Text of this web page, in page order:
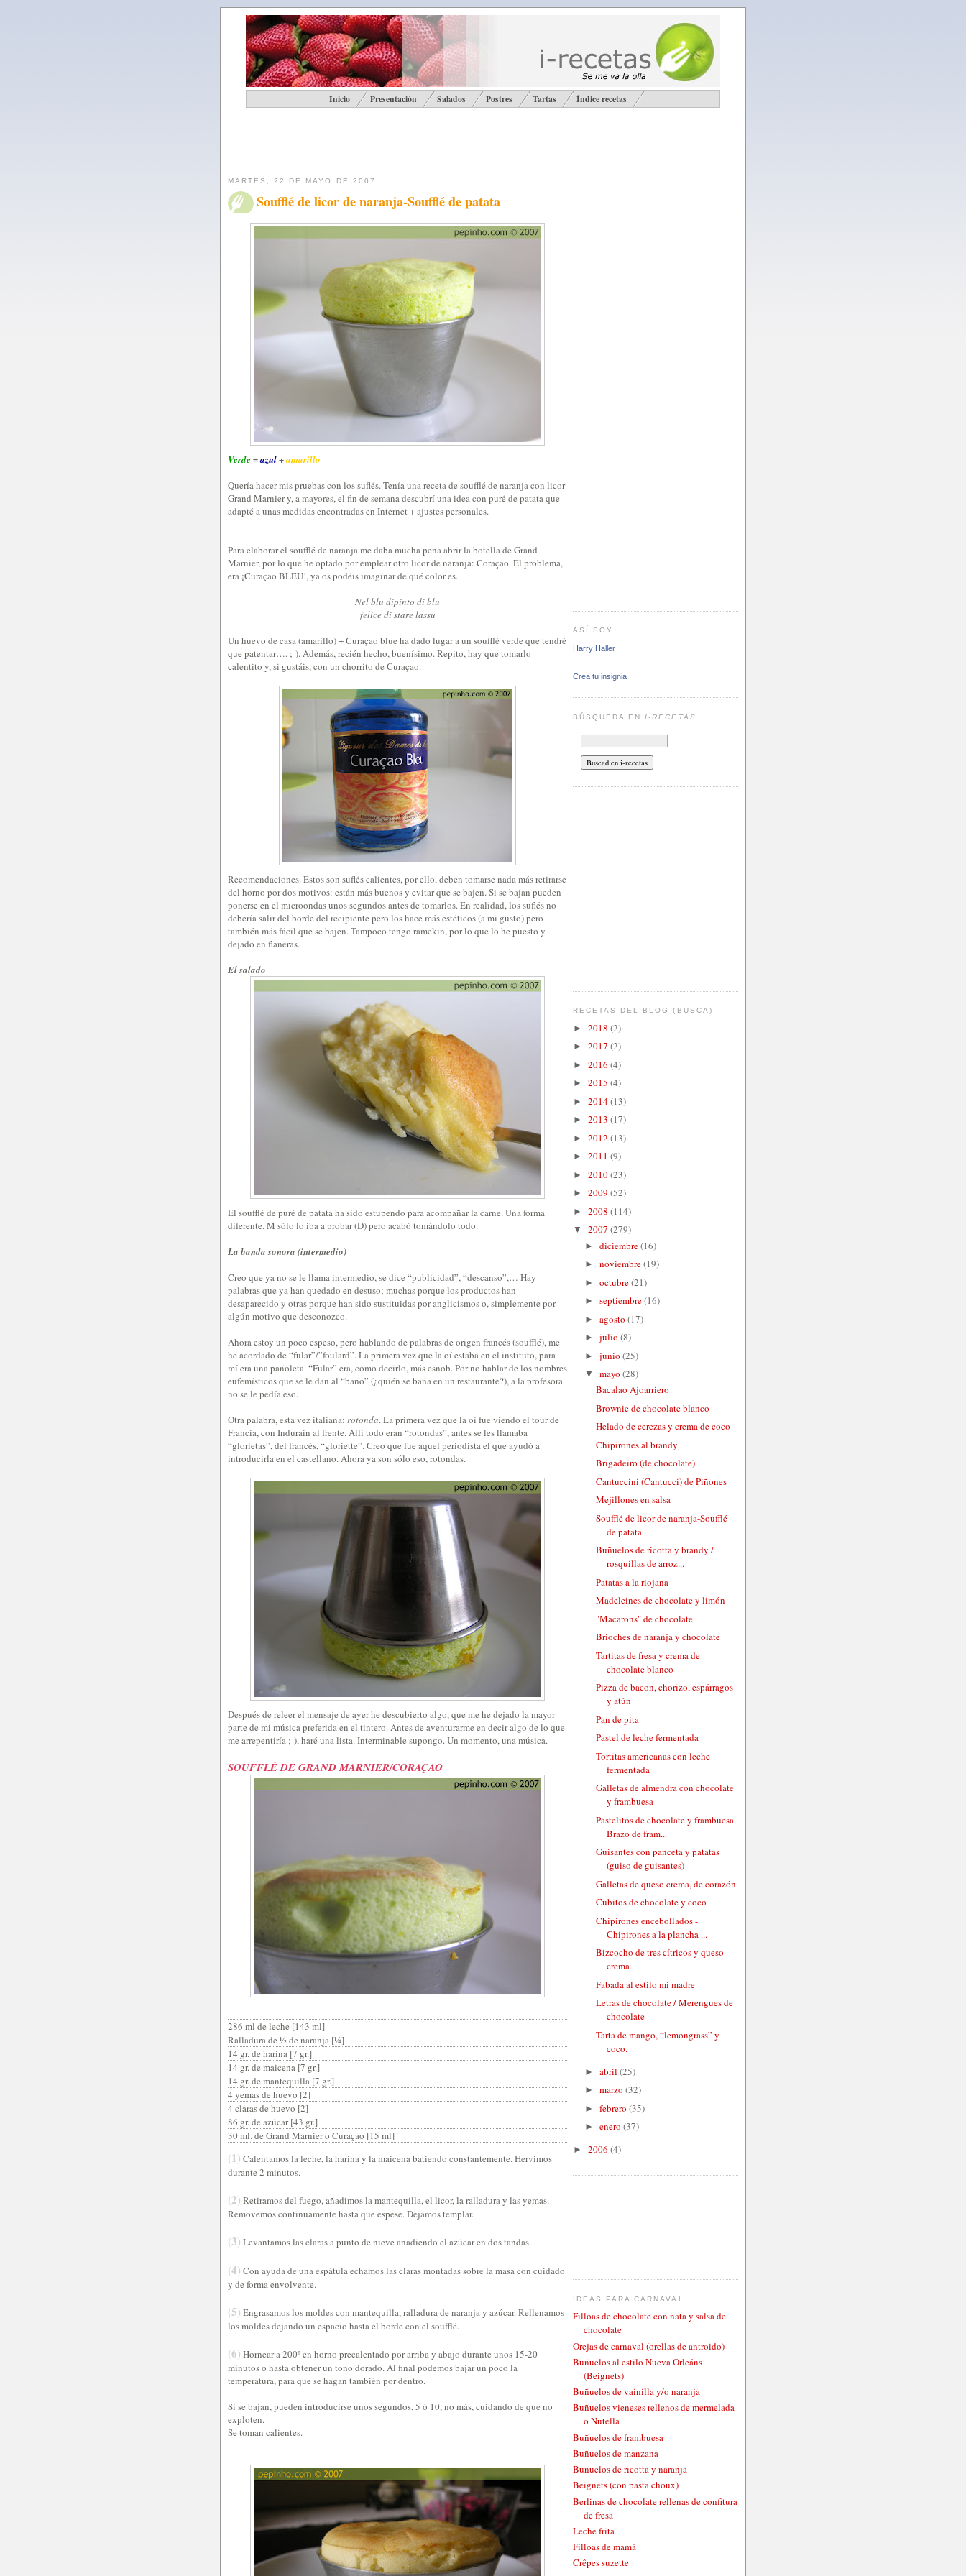
Inicio Presentación Salados Postres Tartas Índice recetas
MARTES, 22 DE MAYO DE 2007
Soufflé de licor de naranja-Soufflé de patata
Verde =azul+amarillo
Quería hacer mis pruebas con los suflés. Tenía una receta de soufflé de naranja con licor
Grand Marnier y, a mayores, el fin de semana descubrí una idea con puré de patata que
adapté a unas medidas encontradas en Internet + ajustes personales.
Para elaborar el soufflé de naranja me daba mucha pena abrir la botella de Grand
Marnier, por lo que he optado por emplear otro licor de naranja: Coraçao. El problema,
era ¡Curaçao BLEU!, ya os podéis imaginar de qué color es.
Nel blu dipinto di blu
felice di stare lassu
Un huevo de casa (amarillo) + Curaçao blue ha dado lugar a un soufflé verde que tendré
que patentar…. ;-). Además, recién hecho, buenísimo. Repito, hay que tomarlo
calentito y, si gustáis, con un chorrito de Curaçao.
Recomendaciones. Éstos son suflés calientes, por ello, deben tomarse nada más retirarse
del horno por dos motivos: están más buenos y evitar que se bajen. Si se bajan pueden
ponerse en el microondas unos segundos antes de tomarlos. En realidad, los suflés no
debería salir del borde del recipiente pero los hace más estéticos (a mi gusto) pero
también más fácil que se bajen. Tampoco tengo ramekin, por lo que lo he puesto y
dejado en flaneras.
El salado
El soufflé de puré de patata ha sido estupendo para acompañar la carne. Una forma
diferente. M sólo lo iba a probar (D) pero acabó tomándolo todo.
La banda sonora (intermedio)
Creo que ya no se le llama intermedio, se dice “publicidad”, “descanso”,… Hay
palabras que ya han quedado en desuso; muchas porque los productos han
desaparecido y otras porque han sido sustituidas por anglicismos o, simplemente por
algún motivo que desconozco.
Ahora estoy un poco espeso, pero hablando de palabras de origen francés (soufflé), me
he acordado de “fular”/”foulard”. La primera vez que la oí estaba en el instituto, para
mí era una pañoleta. “Fular” era, como decirlo, más esnob. Por no hablar de los nombres
eufemísticos que se le dan al “baño” (¿quién se baña en un restaurante?), a la profesora
no se le pedía eso.
Otra palabra, esta vez italiana: rotonda. La primera vez que la oí fue viendo el tour de
Francia, con Indurain al frente. Allí todo eran “rotondas”, antes se les llamaba
“glorietas”, del francés, “gloriette”. Creo que fue aquel periodista el que ayudó a
introducirla en el castellano. Ahora ya son sólo eso, rotondas.
Después de releer el mensaje de ayer he descubierto algo, que me he dejado la mayor
parte de mi música preferida en el tintero. Antes de aventurarme en decir algo de lo que
me arrepentiría ;-), haré una lista. Interminable supongo. Un momento, una música.
SOUFFLÉ DE GRAND MARNIER/CORAÇAO
286 ml de leche [143 ml]
Ralladura de ½ de naranja [¼]
14 gr. de harina [7 gr.]
14 gr. de maicena [7 gr.]
14 gr. de mantequilla [7 gr.]
4 yemas de huevo [2]
4 claras de huevo [2]
86 gr. de azúcar [43 gr.]
30 ml. de Grand Marnier o Curaçao [15 ml]
(1) Calentamos la leche, la harina y la maicena batiendo constantemente. Hervimos
durante 2 minutos.
(2) Retiramos del fuego, añadimos la mantequilla, el licor, la ralladura y las yemas.
Removemos continuamente hasta que espese. Dejamos templar.
(3) Levantamos las claras a punto de nieve añadiendo el azúcar en dos tandas.
(4) Con ayuda de una espátula echamos las claras montadas sobre la masa con cuidado
y de forma envolvente.
(5) Engrasamos los moldes con mantequilla, ralladura de naranja y azúcar. Rellenamos
los moldes dejando un espacio hasta el borde con el soufflé.
(6) Hornear a 200º en horno precalentado por arriba y abajo durante unos 15-20
minutos o hasta obtener un tono dorado. Al final podemos bajar un poco la
temperatura, para que se hagan también por dentro.
Si se bajan, pueden introducirse unos segundos, 5 ó 10, no más, cuidando de que no
exploten.
Se toman calientes.
ASÍ SOY
Harry Haller
Crea tu insignia
BÚSQUEDA ENI-RECETAS
RECETAS DEL BLOG (BUSCA)
► 2018 (2)
► 2017 (2)
► 2016 (4)
► 2015 (4)
► 2014(13)
► 2013 (17)
► 2012 (13)
► 2011 (9)
► 2010(23)
► 2009 (52)
► 2008 (114)
▼ 2007 (279)
► diciembre(16)
► noviembre(19)
► octubre(21)
► septiembre(16)
► agosto (17)
► julio (8)
► junio (25)
▼ mayo (28)
Bacalao Ajoarriero
Brownie de chocolate blanco
Helado de cerezas y crema de coco
Chipirones al brandy
Brigadeiro (de chocolate)
Cantuccini (Cantucci) de Piñones
Mejillones en salsa
Soufflé de licor de naranja-Soufflé
de patata
Buñuelos de ricotta y brandy /
rosquillas de arroz...
Patatas a la riojana
Madeleines de chocolate y limón
"Macarons" de chocolate
Brioches de naranja y chocolate
Tartitas de fresa y crema de
chocolate blanco
Pizza de bacon, chorizo, espárragos
y atún
Pan de pita
Pastel de leche fermentada
Tortitas americanas con leche
fermentada
Galletas de almendra con chocolate
y frambuesa
Pastelitos de chocolate y frambuesa.
Brazo de fram...
Guisantes con panceta y patatas
(guiso de guisantes)
Galletas de queso crema, de corazón
Cubitos de chocolate y coco
Chipirones encebollados -
Chipirones a la plancha ...
Bizcocho de tres cítricos y queso
crema
Fabada al estilo mi madre
Letras de chocolate / Merengues de
chocolate
Tarta de mango, “lemongrass” y
coco.
► abril (25)
► marzo (32)
► febrero (35)
► enero (37)
► 2006 (4)
IDEAS PARA CARNAVAL
Filloas de chocolate con nata y salsa de
chocolate
Orejas de carnaval (orellas de antroido)
Buñuelos al estilo Nueva Orleáns
(Beignets)
Buñuelos de vainilla y/o naranja
Buñuelos vieneses rellenos de mermelada
o Nutella
Buñuelos de frambuesa
Buñuelos de manzana
Buñuelos de ricotta y naranja
Beignets (con pasta choux)
Berlinas de chocolate rellenas de confitura
de fresa
Leche frita
Filloas de mamá
Crêpes suzette